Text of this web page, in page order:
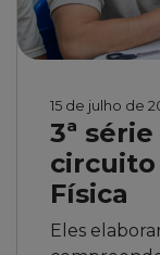
15 de julho de
3ª
Física
Eles